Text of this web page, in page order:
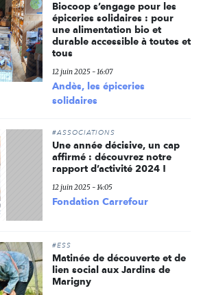
Biocoop s’engage pour les
épiceries solidaires : pour
une alimentation bio et
durable accessible à toutes et
tous
12 juin 2025 - 16:07
Andès, les épiceries
solidaires
#ASSOCIATIONS
Une année décisive, un cap
affirmé : découvrez notre
rapport d’activité 2024 !
12 juin 2025 - 14:05
Fondation Carrefour
#ESS
Matinée de découverte et de
lien social aux Jardins de
Marigny